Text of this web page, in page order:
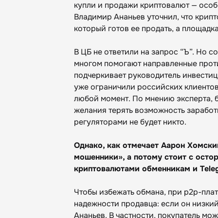
купли и продажи криптовалют —
Владимир Ананьев уточнил, что
который готов ее продать, а
В ЦБ не ответили на запрос “Ъ”. Но
многом помогают направленные
подчеркивает руководитель
уже ограничили российских
любой момент. По мнению эксперта,
желания терять возможность
регуляторами не будет никто.
Однако, как отмечает Аарон
мошенники», а потому стоит с
криптовалютами обменникам и
Чтобы избежать обмана, при p2p-
надежности продавца: если он
Ананьев. В частности, покупатель